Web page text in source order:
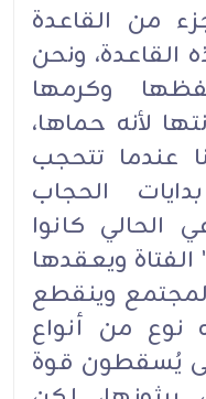
من القاعدة
القاعدة، ونحن
وكرمها
لأنه حماها،
عندما تتحجب
الحجاب
الحالي كانوا
ويعقدها
وينقطع
نوع من أنواع
يُسقطون قوة